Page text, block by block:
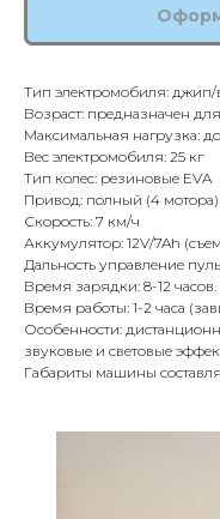
Тип электромобиля:
Возраст: предназначен
Максимальная нагрузка: до
Вес электромобиля: 25 кг
Тип колес: резиновые EVA
Привод: полный (4 мотора)
Скорость: 7 км/ч
Аккумулятор: 12V/7Ah
Дальность управление
Время зарядки: 8-12 часов.
Время работы: 1-2 часа
Особенности:
звуковые и световые
Габариты машины